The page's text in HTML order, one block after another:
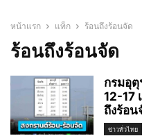
หน้าแรก แท็ก ร้อนถึงร้อนจัด
ร้อนถึงร้อนจัด
กรมอุ
12-17
ถึงร้อ
ข่าวทั่วไทย